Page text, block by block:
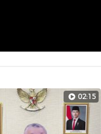
02:15